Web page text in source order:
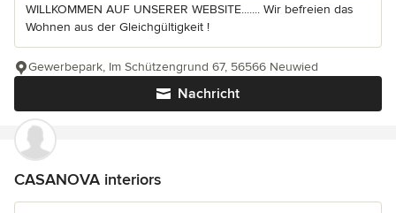
WILLKOMMEN AUF UNSERER WEBSITE....... Wir befreien das
Wohnen aus der Gleichgültigkeit !
Nachricht
Gewerbepark, Im Schützengrund 67, 56566 Neuwied
CASANOVA interiors